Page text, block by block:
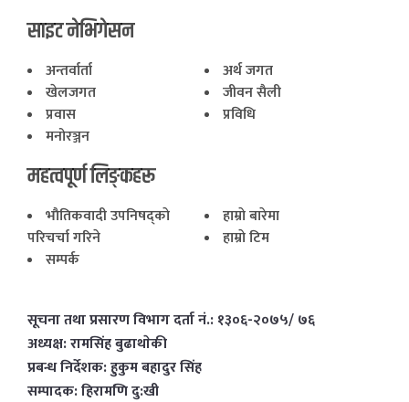
साइट नेभिगेसन
अन्तर्वार्ता
अर्थ जगत
खेलजगत
जीवन सैली
प्रवास
प्रविधि
मनोरञ्जन
महत्वपूर्ण लिङ्कहरू
भाैतिकवादी उपनिषद्काे
परिचर्चा गरिने
हाम्राे बारेमा
हाम्राे टिम
सम्पर्क
सूचना तथा प्रसारण विभाग दर्ता नं.: १३०६-२०७५/ ७६
अध्यक्ष: रामसिंह बुढाथाेकी
प्रबन्ध निर्देशक: हुकुम बहादुर सिंह
सम्पादक: हिरामणि दु:खी